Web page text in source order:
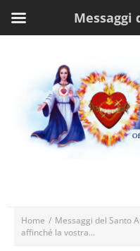
Home / Messaggi del Santo
affinché la vostra...
Messaggi